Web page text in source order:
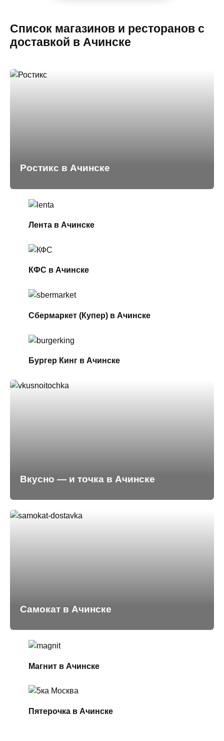
Список магазинов и ресторанов с
доставкой в Ачинске
Ростикс в Ачинске
Лента в Ачинске
КФС в Ачинске
Сбермаркет (Купер) в Ачинске
Бургер Кинг в Ачинске
Вкусно — и точка в Ачинске
Самокат в Ачинске
Магнит в Ачинске
Пятерочка в Ачинске